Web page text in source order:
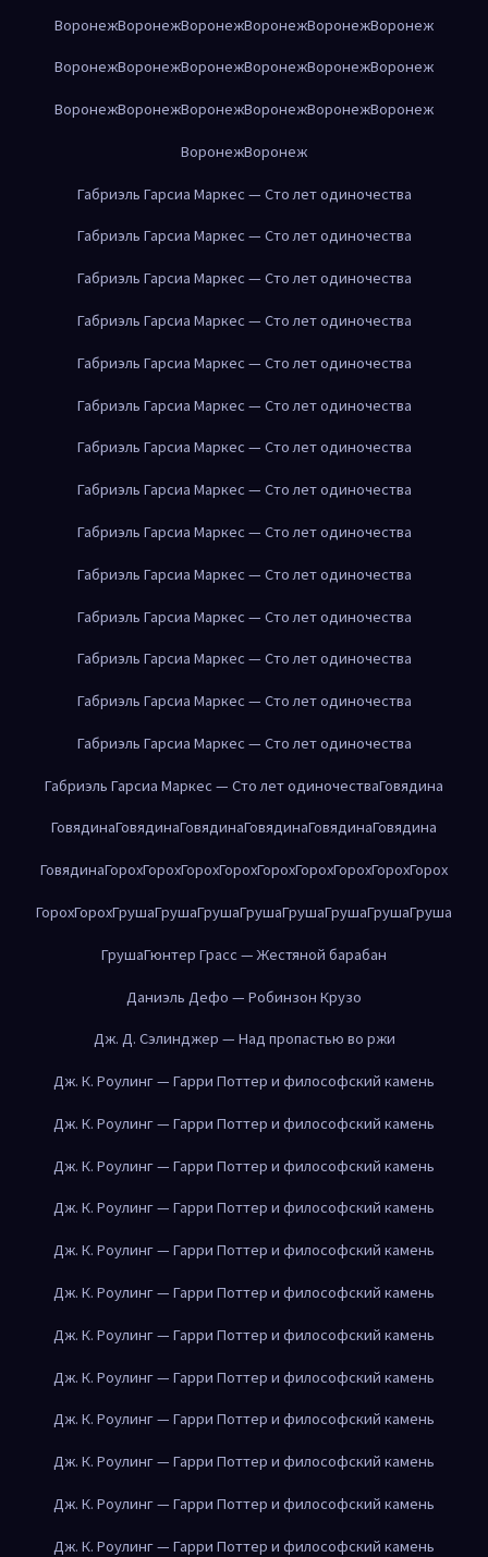
ВоронежВоронежВоронежВоронежВоронежВоронеж
ВоронежВоронежВоронежВоронежВоронежВоронеж
ВоронежВоронежВоронежВоронежВоронежВоронеж
ВоронежВоронеж
Габриэль Гарсиа Маркес — Сто лет одиночества
Габриэль Гарсиа Маркес — Сто лет одиночества
Габриэль Гарсиа Маркес — Сто лет одиночества
Габриэль Гарсиа Маркес — Сто лет одиночества
Габриэль Гарсиа Маркес — Сто лет одиночества
Габриэль Гарсиа Маркес — Сто лет одиночества
Габриэль Гарсиа Маркес — Сто лет одиночества
Габриэль Гарсиа Маркес — Сто лет одиночества
Габриэль Гарсиа Маркес — Сто лет одиночества
Габриэль Гарсиа Маркес — Сто лет одиночества
Габриэль Гарсиа Маркес — Сто лет одиночества
Габриэль Гарсиа Маркес — Сто лет одиночества
Габриэль Гарсиа Маркес — Сто лет одиночества
Габриэль Гарсиа Маркес — Сто лет одиночества
Габриэль Гарсиа Маркес — Сто лет одиночестваГовядина
ГовядинаГовядинаГовядинаГовядинаГовядинаГовядина
ГовядинаГорохГорохГорохГорохГорохГорохГорохГорохГорох
ГорохГорохГрушаГрушаГрушаГрушаГрушаГрушаГрушаГруша
ГрушаГюнтер Грасс — Жестяной барабан
Даниэль Дефо — Робинзон Крузо
Дж. Д. Сэлинджер — Над пропастью во ржи
Дж. К. Роулинг — Гарри Поттер и философский камень
Дж. К. Роулинг — Гарри Поттер и философский камень
Дж. К. Роулинг — Гарри Поттер и философский камень
Дж. К. Роулинг — Гарри Поттер и философский камень
Дж. К. Роулинг — Гарри Поттер и философский камень
Дж. К. Роулинг — Гарри Поттер и философский камень
Дж. К. Роулинг — Гарри Поттер и философский камень
Дж. К. Роулинг — Гарри Поттер и философский камень
Дж. К. Роулинг — Гарри Поттер и философский камень
Дж. К. Роулинг — Гарри Поттер и философский камень
Дж. К. Роулинг — Гарри Поттер и философский камень
Дж. К. Роулинг — Гарри Поттер и философский камень